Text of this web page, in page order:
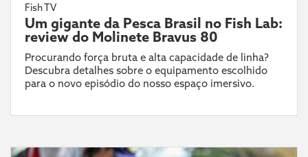
Fish TV
Um gigante da Pesca Brasil no Fish Lab:
review do Molinete Bravus 80
Procurando força bruta e alta capacidade de linha?
Descubra detalhes sobre o equipamento escolhido
para o novo episódio do nosso espaço imersivo.